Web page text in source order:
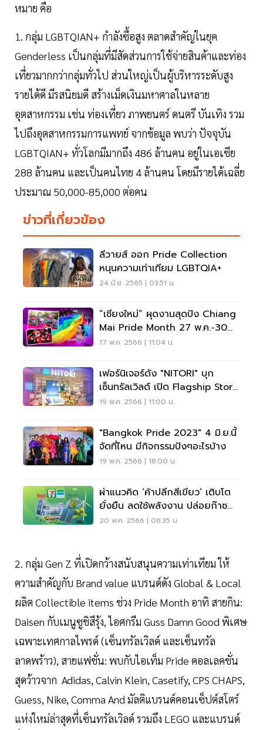
หมาย คือ
1. กลุ่ม LGBTQIAN+ กำลังซื้อสูง ตลาดสำคัญในยุค
Genderless เป็นกลุ่มที่มีสัดส่วนการใช้จ่ายสินค้าและท่อง
เที่ยวมากกว่ากลุ่มทั่วไป ส่วนใหญ่เป็นผู้บริหารระดับสูง
รายได้ดี มีรสนิยมดี สร้างเม็ดเงินมหาศาลในหลาย
อุตสาหกรรม เช่น ท่องเที่ยว ภาพยนตร์ ดนตรี บันเทิง รวม
ไปถึงอุตสาหกรรมการแพทย์ จากข้อมูล พบว่า ปัจจุบัน
LGBTQIAN+ ทั่วโลกมีมากถึง 486 ล้านคน อยู่ในเอเชีย
288 ล้านคน และเป็นคนไทย 4 ล้านคน โดยมีรายได้เฉลี่ย
ประมาณ 50,000-85,000 ต่อคน
ข่าวที่เกี่ยวข้อง
ลีวายส์ ออก Pride Collection
หนุนความเท่าเทียม LGBTQIA+
24 มิ.ย. 2565 | 03:51 น.
“เชียงใหม่” ผุดงานสุดปัง Chiang
Mai Pride Month 27 พ.ค.-30
มิ.ย.นี้
17 พ.ค. 2566 | 11:04 น.
เฟอร์นิเจอร์ดัง "NITORI" บุก
เซ็นทรัลเวิลด์ เปิด Flagship Store
ส.ค.นี้
19 พ.ค. 2566 | 11:00 น.
"Bangkok Pride 2023" 4 มิ.ย.นี้
จัดที่ไหน มีกิจกรรมปังๆอะไรบ้าง
19 พ.ค. 2566 | 18:00 น.
ผ่าแนวคิด ‘ค้าปลีกสีเขียว’ เติบโต
ยั่งยืน ลดใช้พลังงาน ปล่อยก๊าซ
เรือนกระจก
20 พ.ค. 2566 | 06:35 น.
2. กลุ่ม Gen Z ที่เปิดกว้างสนับสนุนความเท่าเทียม ให้
ความสำคัญกับ Brand value แบรนด์ดัง Global & Local
ผลิต Collectible items ช่วง Pride Month อาทิ สายกิน:
Daisen กับเมนูซูชิสีรุ้ง, ไอศกรีม Guss Damn Good พิเศษ
เฉพาะเทศกาลไพรด์ (เซ็นทรัลเวิลด์ และเซ็นทรัล
ลาดพร้าว), สายแฟชั่น: พบกับไอเท็ม Pride คอลเลคชั่น
สุดว้าวจาก Adidas, Calvin Klein, Casetify, CPS CHAPS,
Guess, Nike, Comma And มัลติแบรนด์คอนเซ็ปต์สโตร์
แห่งใหม่ล่าสุดที่เซ็นทรัลเวิลด์ รวมถึง LEGO และแบรนด์